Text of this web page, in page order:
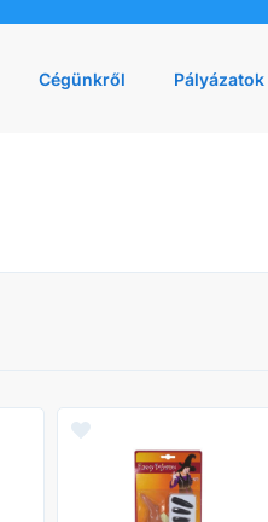
Cégünkről Pályázatok